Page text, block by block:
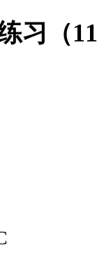
习（